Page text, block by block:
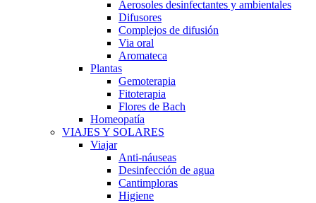
Aerosoles desinfectantes y ambientales
Difusores
Complejos de difusión
Via oral
Aromateca
Plantas
Gemoterapia
Fitoterapia
Flores de Bach
Homeopatía
VIAJES Y SOLARES
Viajar
Anti-náuseas
Desinfección de agua
Cantimploras
Higiene